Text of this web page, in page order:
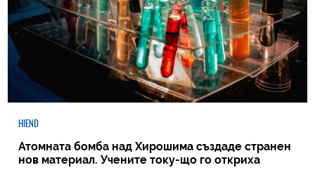
HIEND
Атомната бомба над Хирошима създаде странен
нов материал. Учените току-що го откриха